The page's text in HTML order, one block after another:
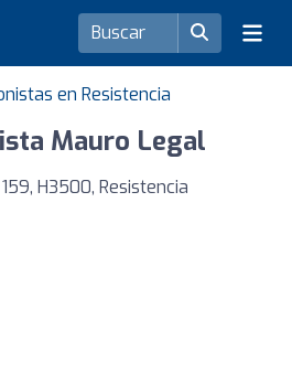
en Resistencia
Mauro Legal
H3500, Resistencia